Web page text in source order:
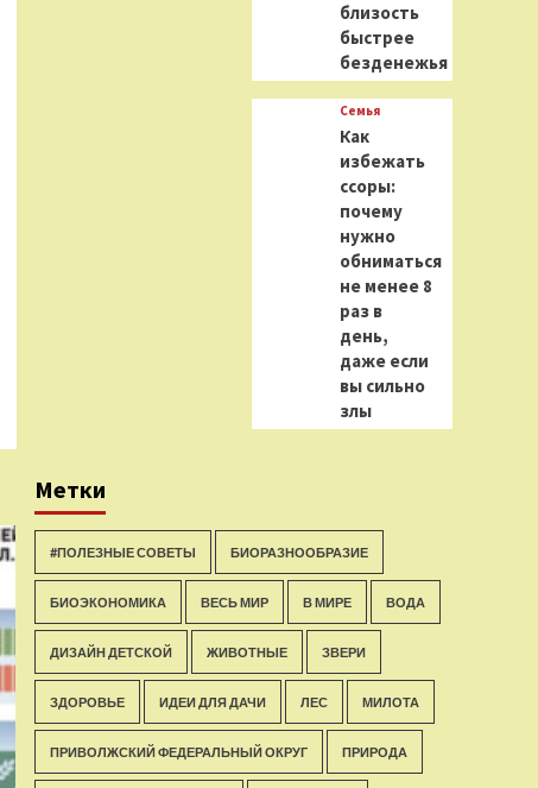
близость
быстрее
безденежья
Семья
Как
избежать
ссоры:
почему
нужно
обниматься
не менее 8
раз в
день,
даже если
вы сильно
злы
Метки
#ПОЛЕЗНЫЕ СОВЕТЫ БИОРАЗНООБРАЗИЕ
БИОЭКОНОМИКА ВЕСЬ МИР В МИРЕ ВОДА
ДИЗАЙН ДЕТСКОЙ ЖИВОТНЫЕ ЗВЕРИ
ЗДОРОВЬЕ ИДЕИ ДЛЯ ДАЧИ ЛЕС МИЛОТА
ПРИВОЛЖСКИЙ ФЕДЕРАЛЬНЫЙ ОКРУГ ПРИРОДА